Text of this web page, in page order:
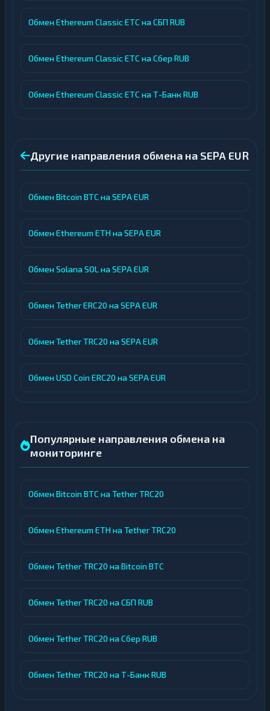
Обмен Ethereum Classic ETC на СБП RUB
Обмен Ethereum Classic ETC на Сбер RUB
Обмен Ethereum Classic ETC на Т-Банк RUB
Другие направления обмена на SEPA EUR
Обмен Bitcoin BTC на SEPA EUR
Обмен Ethereum ETH на SEPA EUR
Обмен Solana SOL на SEPA EUR
Обмен Tether ERC20 на SEPA EUR
Обмен Tether TRC20 на SEPA EUR
Обмен USD Coin ERC20 на SEPA EUR
Популярные направления обмена на
мониторинге
Обмен Bitcoin BTC на Tether TRC20
Обмен Ethereum ETH на Tether TRC20
Обмен Tether TRC20 на Bitcoin BTC
Обмен Tether TRC20 на СБП RUB
Обмен Tether TRC20 на Сбер RUB
Обмен Tether TRC20 на Т-Банк RUB